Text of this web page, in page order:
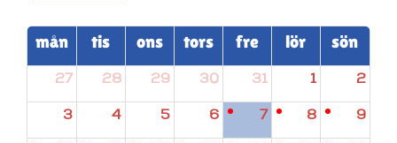
mån tis ons tors fre lör sön
27 28 29 30 31 1 2
3 4 5 6 7 8 9